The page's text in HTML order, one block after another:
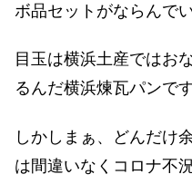
ボ品セットがならんで
目玉は横浜土産ではお
るんだ横浜煉瓦パンです
しかしまぁ、どんだけ
は間違いなくコロナ不